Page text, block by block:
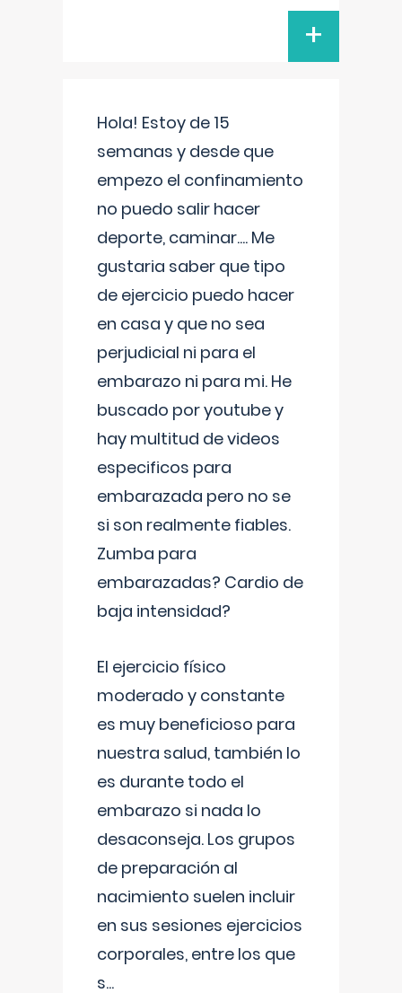
+
Hola! Estoy de 15
semanas y desde que
empezo el confinamiento
no puedo salir hacer
deporte, caminar.... Me
gustaria saber que tipo
de ejercicio puedo hacer
en casa y que no sea
perjudicial ni para el
embarazo ni para mi. He
buscado por youtube y
hay multitud de videos
especificos para
embarazada pero no se
si son realmente fiables.
Zumba para
embarazadas? Cardio de
baja intensidad?
El ejercicio físico
moderado y constante
es muy beneficioso para
nuestra salud, también lo
es durante todo el
embarazo si nada lo
desaconseja. Los grupos
de preparación al
nacimiento suelen incluir
en sus sesiones ejercicios
corporales, entre los que
s...